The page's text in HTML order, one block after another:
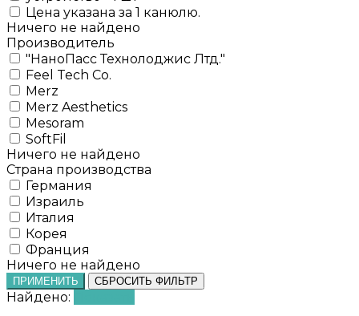
Цена указана за 1 канюлю.
Ничего не найдено
Производитель
"НаноПасс Технолоджис Лтд."
Feel Tech Co.
Merz
Merz Aesthetics
Mesoram
SoftFil
Ничего не найдено
Страна производства
Германия
Израиль
Италия
Корея
Франция
Ничего не найдено
ПРИМЕНИТЬ СБРОСИТЬ ФИЛЬТР
Найдено: